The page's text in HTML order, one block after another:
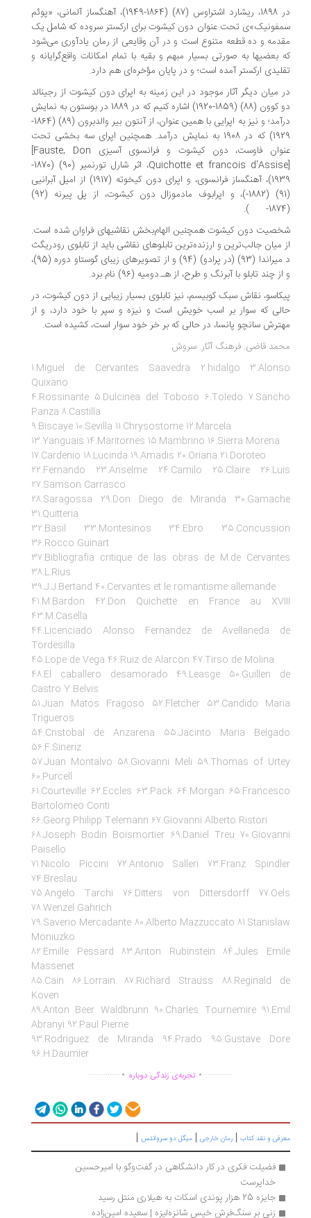
در 1898، ریشارد اشتراوس (87) (1864-1949)، آهنگساز آلمانی، «پوئم
تحت عنوان دون کیشوت برای ارکستر سروده که شامل یک
و ده قطعه متنوع است و در آن وقایعی از رمان یادآوری می‌شود
بعضیها به صورتی بسیار مبهم و بقیه با تمام امکانات واقع‌گرایانه و
ارکستر آمده است؛ و در پایان مؤخره‌ای هم دارد.
میان دیگر آثار موجود در این زمینه به اپرای دون کیشوت از رجینالد
دو کوون (88) (1859-1920) اشاره کنیم که در 1889 در بوستون به نمایش
درآمد؛ و نیز به اپرایی با همین عنوان، از آنتون بیر والدبرون (89) (1864-
1929) که در 1908 به نمایش درآمد. همچنین اپرای سه بخشی تحت
فاوست، دون کیشوت و فرانسوی آسیزی[Fauste, Don
Quichotte et francois
، اثر شارل تورنمیر (90) (1870-
1939)، آهنگساز فرانسوی، و اپرای دون کیخوته (1917) از امیل آبرانیی
(91) (1882-)، و اپرابوف مادموزال دون کیشوت، از پل پیرنه (92)
دون کیشوت همچنین الهام‌بخش نقاشیهای فراوان شده است.
میان جالب‌ترین و ارزنده‌ترین تابلوهای نقاشی باید از تابلوی رودریگث
د میراندا (93) (در پرادو) (94) و از تصویرهای زیبای گوستاو دوره (95)،
چند تابلو با آبرنگ و طرح، از هـ.دومیه (96) نام برد.
نقاش سبک کوبیسم، نیز تابلوی بسیار زیبایی از دون کیشوت، در
که سوار بر اسب خویش است و نیزه و سپر با خود دارد، و از
سانچو پانسا، در حالی که بر خر خود سوار است، کشیده است.
قاضی. فرهنگ آثار. سروش
1.Miguel de Cervantes Saavedra 2.hidalgo
Quixano
4.Rossinante 5.Dulcinea del Toboso 6.Toledo
Panza 8.Castilla
9.Biscaye 10.Sevilla 11.Chrysostome 12.Marcela
13.Yanguais 14.Maritornes 15.Mambrino 16.Sierra Morena
17.Cardenio 18.Lucinda 19.Amadis 20.Oriana 21.Doroteo
22.Fernando 23.Anselme 24.Camilo 25.Claire
27.Samson Carrasco
28.Saragossa 29.Don Diego de Miranda
31.Quitteria
32.Basil 33.Montesinos 34.Ebro
36.Rocco Guinart
37.Bibliografia critique de las obras de M.de
38.L.Rius
39.J.J.Bertand 40.Cervantes et le romantisme allemande
41.M.Bardon 42.Don Quichette en France au
43.M.Casella
44.Licenciado Alonso Fernandez de Avellaneda
Tordesilla
45.Lope de Vega 46.Ruiz de Alarcon 47.Tirso de Molina
48.El caballero desamorado 49.Leasge 50.Guillen
Castro Y Belvis
51.Juan Matos Fragoso 52.Fletcher 53.Candido
Trigueros
54.Cristobal de Anzarena 55.Jacinto Maria
56.F.Sineriz
57.Juan Montalvo 58.Giovanni Meli 59.Thomas of
60.Purcell
61.Courteville 62.Eccles 63.Pack 64.Morgan
Bartolomeo Conti
66.Georg Philipp Telemann 67.Giovanni Alberto Ristori
68.Joseph Bodin Boismortier 69.Daniel Treu
Paisello
71.Nicolo Piccini 72.Antonio Salleri 73.Franz
74.Breslau
75.Angelo Tarchi 76.Ditters von Dittersdorff
78.Wenzel Gahrich
79.Saverio Mercadante 80.Alberto Mazzuccato
Moniuzko
82.Emille Pessard 83.Anton Rubinstein 84.Jules
Massenet
85.Cain 86.Lorrain 87.Richard Strauss 88.Reginald
89.Anton Beer Waldbrunn 90.Charles Tournemire
Abranyi 92.Paul Pierne
93.Rodriguez de Miranda 94.Prado 95.Gustave
96.H.Daumier
............... .تجربه‌ی زندگی دوباره ...............
و نقد کتاب|رمان خارجی|میگل دو سروانتس|
فضیلت فکری در کار دانشگاهی در گفت‌وگو با امیرحسین
خداپرست
جایزه 25 هزار پوندی اسکات به هیلاری منتل رسید
زنی بر سنگ‌فرش خیس شانزه‌لیزه | سعیده امین‌زاده